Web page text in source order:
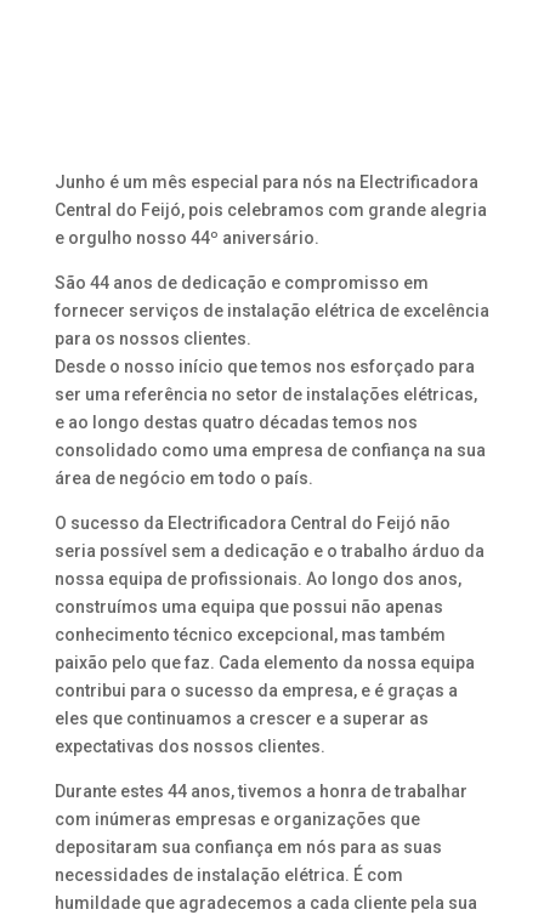
Junho é um mês especial para nós na Electrificadora
Central do Feijó, pois celebramos com grande alegria
e orgulho nosso 44º aniversário.
São 44 anos de dedicação e compromisso em
fornecer serviços de instalação elétrica de excelência
para os nossos clientes.
Desde o nosso início que temos nos esforçado para
ser uma referência no setor de instalações elétricas,
e ao longo destas quatro décadas temos nos
consolidado como uma empresa de confiança na sua
área de negócio em todo o país.
O sucesso da Electrificadora Central do Feijó não
seria possível sem a dedicação e o trabalho árduo da
nossa equipa de profissionais. Ao longo dos anos,
construímos uma equipa que possui não apenas
conhecimento técnico excepcional, mas também
paixão pelo que faz. Cada elemento da nossa equipa
contribui para o sucesso da empresa, e é graças a
eles que continuamos a crescer e a superar as
expectativas dos nossos clientes.
Durante estes 44 anos, tivemos a honra de trabalhar
com inúmeras empresas e organizações que
depositaram sua confiança em nós para as suas
necessidades de instalação elétrica. É com
humildade que agradecemos a cada cliente pela sua